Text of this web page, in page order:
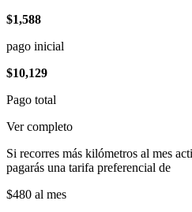
$1,588
pago inicial
$10,129
Pago total
Ver completo
Si recorres más kilómetros al mes
pagarás una tarifa preferencial de
$480 al mes